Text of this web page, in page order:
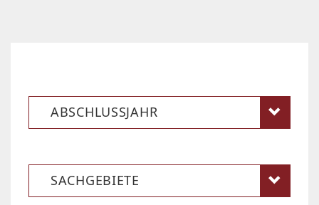
ABSCHLUSSJAHR
SACHGEBIETE